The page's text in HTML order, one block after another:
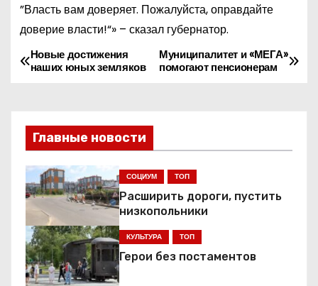
”Власть вам доверяет. Пожалуйста, оправдайте
доверие власти!“» – сказал губернатор.
Н
в
и
г
а
ц
и
Муниципалитет и «МЕГА»
помогают пенсионерам
Новые достижения
наших юных земляков
Главные новости
СОЦИУМ ТОП
Расширить дороги, пустить
низкопольники
КУЛЬТУРА ТОП
Герои без постаментов